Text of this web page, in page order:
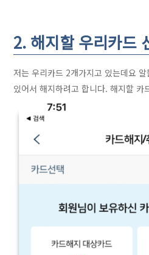
2. 해지할 우리카드
저는 우리카드 2개가지고 있는데요
있어서 해지하려고 합니다. 해지할 카